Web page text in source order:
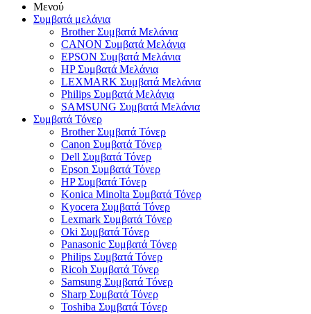
Μενού
Συμβατά μελάνια
Brother Συμβατά Μελάνια
CANON Συμβατά Μελάνια
EPSON Συμβατά Μελάνια
HP Συμβατά Μελάνια
LEXMARK Συμβατά Μελάνια
Philips Συμβατά Μελάνια
SAMSUNG Συμβατά Μελάνια
Συμβατά Τόνερ
Brother Συμβατά Τόνερ
Canon Συμβατά Τόνερ
Dell Συμβατά Τόνερ
Epson Συμβατά Τόνερ
HP Συμβατά Τόνερ
Konica Minolta Συμβατά Τόνερ
Kyocera Συμβατά Τόνερ
Lexmark Συμβατά Τόνερ
Oki Συμβατά Τόνερ
Panasonic Συμβατά Τόνερ
Philips Συμβατά Τόνερ
Ricoh Συμβατά Τόνερ
Samsung Συμβατά Τόνερ
Sharp Συμβατά Τόνερ
Toshiba Συμβατά Τόνερ